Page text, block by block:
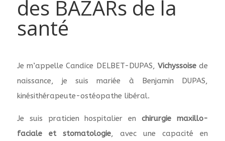
des BAZARs de la
santé
Je m’appelle Candice DELBET-DUPAS,Vichyssoise de
naissance, je suis mariée à Benjamin DUPAS,
kinésithérapeute-ostéopathe libéral.
Je suis praticien hospitalier enchirurgie maxillo-
faciale et stomatologie, avec une capacité en